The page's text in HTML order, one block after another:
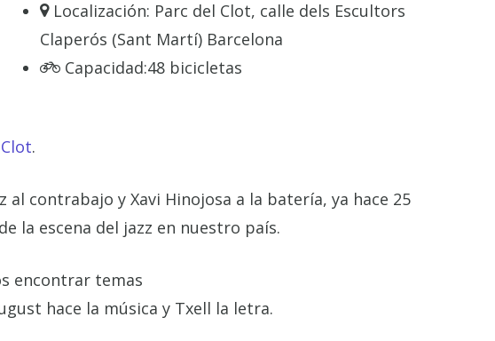
Localización: Parc del Clot, calle dels Escultors
Claperós (Sant Martí) Barcelona
Capacidad:48 bicicletas
.
contrabajo y Xavi Hinojosa a la batería, ya hace 25
la escena del jazz en nuestro país.
encontrar temas
hace la música y Txell la letra.